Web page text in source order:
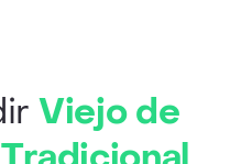
Viejo de